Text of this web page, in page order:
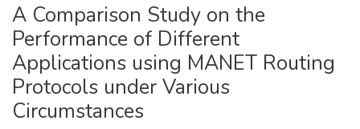
A Comparison Study on the
Performance of Different
Applications using MANET Routing
Protocols under Various
Circumstances